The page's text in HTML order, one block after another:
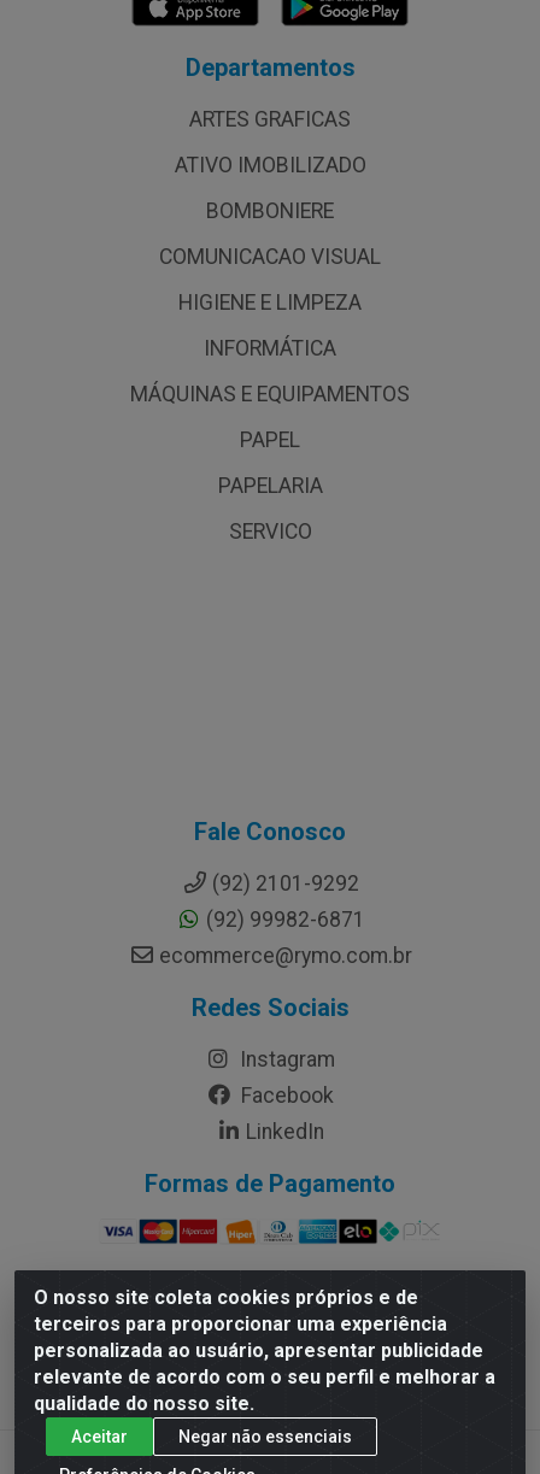
O nosso site coleta cookies próprios e de
terceiros para proporcionar uma experiência
personalizada ao usuário, apresentar publicidade
relevante de acordo com o seu perfil e melhorar a
qualidade do nosso site.
Aceitar
Negar não essenciais
Departamentos
ARTES GRAFICAS
ATIVO IMOBILIZADO
BOMBONIERE
COMUNICACAO VISUAL
HIGIENE E LIMPEZA
INFORMÁTICA
MÁQUINAS E EQUIPAMENTOS
PAPEL
PAPELARIA
SERVICO
Fale Conosco
(92) 2101-9292
(92) 99982-6871
ecommerce@rymo.com.br
Redes Sociais
Instagram
Facebook
LinkedIn
Formas de Pagamento
Rymo Imagem e Produtos Gráficos da Amazonia LTDA -
Av. Ajuricaba, 379 - Cachoeirinha, Manaus/AM - CEP
69065-110 - CNPJ 14.220.230.0001-70